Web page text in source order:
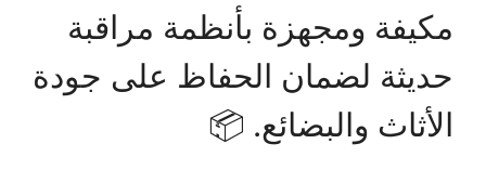
مكيفة ومجهزة بأنظمة مراقبة
حديثة لضمان الحفاظ على جودة
الأثاث والبضائع. 📦